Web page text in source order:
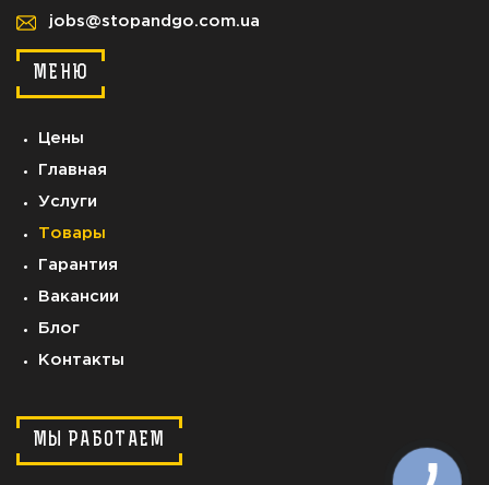
jobs@stopandgo.com.ua
МЕНЮ
Цены
Главная
Услуги
Товары
Гарантия
Вакансии
Блог
Контакты
МЫ РАБОТАЕМ